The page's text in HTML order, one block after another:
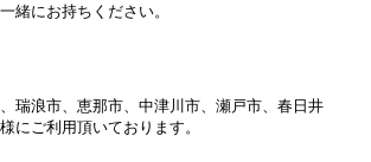
緒にお持ちください。
瑞浪市、恵那市、中津川市、瀬戸市、春日井
にご利用頂いております。